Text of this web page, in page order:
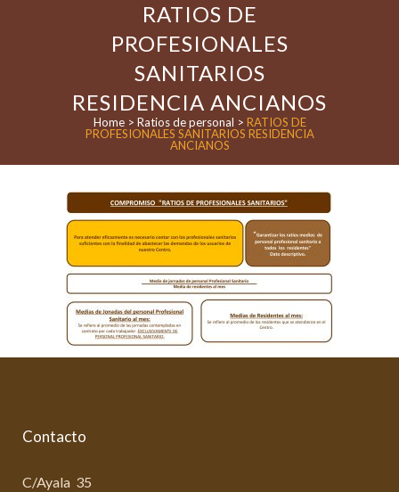
RATIOS DE
PROFESIONALES
SANITARIOS
RESIDENCIA ANCIANOS
Home> Ratios de personal > RATIOS DE
PROFESIONALES SANITARIOS RESIDENCIA
ANCIANOS
Contacto
C/Ayala 35